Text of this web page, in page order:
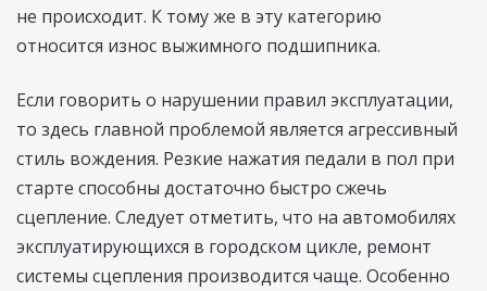
не происходит. К тому же в эту категорию
относится износ выжимного подшипника.
Если говорить о нарушении правил эксплуатации,
то здесь главной проблемой является агрессивный
стиль вождения. Резкие нажатия педали в пол при
старте способны достаточно быстро сжечь
сцепление. Следует отметить, что на автомобилях
эксплуатирующихся в городском цикле, ремонт
системы сцепления производится чаще. Особенно